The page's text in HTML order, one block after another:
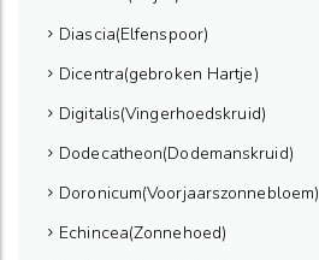
Diascia(Elfenspoor)
Dicentra(gebroken Hartje)
Digitalis(Vingerhoedskruid)
Dodecatheon(Dodemanskruid)
Doronicum(Voorjaarszonnebloem)
Echincea(Zonnehoed)